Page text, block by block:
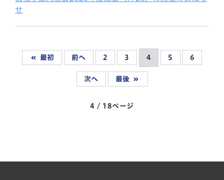
せ
最初 前へ 2 3 4 5 6
次へ 最後
4 / 18ページ